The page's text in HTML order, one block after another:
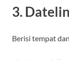
3.
Berisi tempat